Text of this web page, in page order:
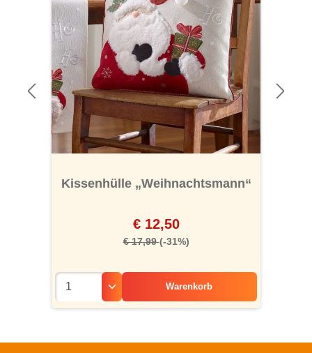
Kissenhülle „Weihnachtsmann“
€ 12,50
€ 17,99(-31%)
Warenkorb